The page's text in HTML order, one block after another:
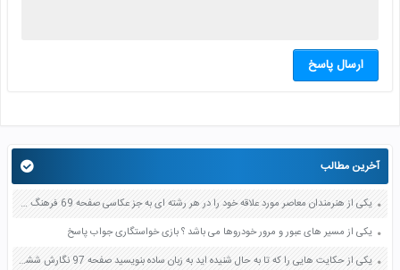
ارسال پاسخ
آخرین مطالب
یکی از هنرمندان معاصر مورد علاقه خود را در هر رشته ای به جز عکاسی صفحه 69 فرهنگ و هنر نهم
یکی از مسیر های عبور و مرور خودروها می باشد ؟ بازی خواستگاری جواب پاسخ
یکی از حکایت هایی را که تا به حال شنیده اید به زبان ساده بنویسید صفحه 97 نگارش ششم دبستان